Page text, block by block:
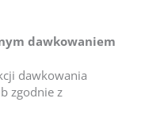
dawkowaniem
dawkowania
zgodnie z